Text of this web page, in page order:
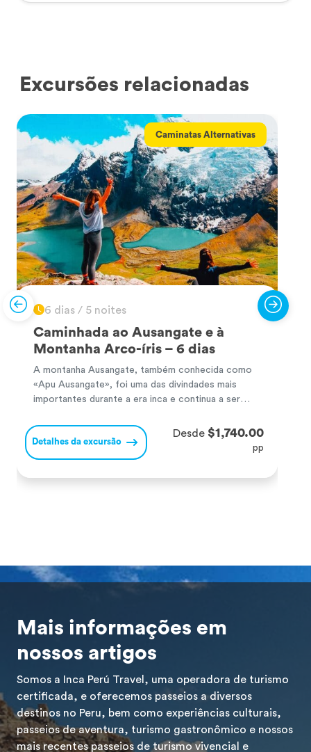
Excursões relacionadas
Caminatas Alternativas
6 dias / 5 noites
Caminhada ao Ausangate e à
Montanha Arco-íris – 6 dias
A montanha Ausangate, também conhecida como
«Apu Ausangate», foi uma das divindades mais
importantes durante a era inca e continua a ser
e à sacralidade que lhe são atribuídos pelos povos
andinos. Esta montanha situa-se a 6 372 m.a.s.l. na
Cordilheira dos Andes e é um […]
Detalhes da excursão
Desde $1,740.00
pp
Mais informações em
nossos artigos
Somos a Inca Perú Travel, uma operadora de turismo
certificada, e oferecemos passeios a diversos
destinos no Peru, bem como experiências culturais,
passeios de aventura, turismo gastronômico e nossos
mais recentes passeios de turismo vivencial e